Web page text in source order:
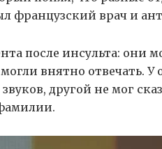
французский врач и
после инсульта: они
внятно отвечать. У
другой не мог